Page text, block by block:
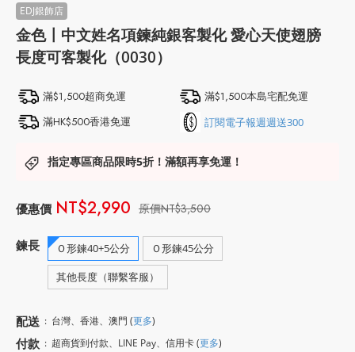
金色〡中文姓名項鍊純銀客製化 愛心天使翅膀
長度可客製化（0030）
滿$1,500超商免運
滿$1,500本島宅配免運
滿HK$500香港免運
訂閱電子報週週送300
指定專區商品限時5折！滿額再享免運！
NT$3,500
NT$2,990
鍊長 Ｏ形鍊40+5公分
Ｏ形鍊45公分
其他長度（聯繫客服）
配送 : 台灣、香港、澳門 (更多)
付款 : 超商貨到付款、LINE Pay、信用卡(更多)